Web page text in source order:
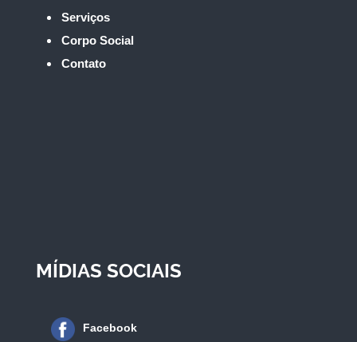
Serviços
Corpo Social
Contato
MÍDIAS SOCIAIS
Facebook